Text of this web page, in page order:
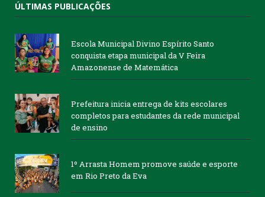
ÚLTIMAS PUBLICAÇÕES
Escola Municipal Divino Espírito Santo
conquista etapa municipal da V Feira
Amazonense de Matemática
Prefeitura inicia entrega de kits escolares
completos para estudantes da rede municipal
de ensino
1º Arrasta Homem promove saúde e esporte
em Rio Preto da Eva